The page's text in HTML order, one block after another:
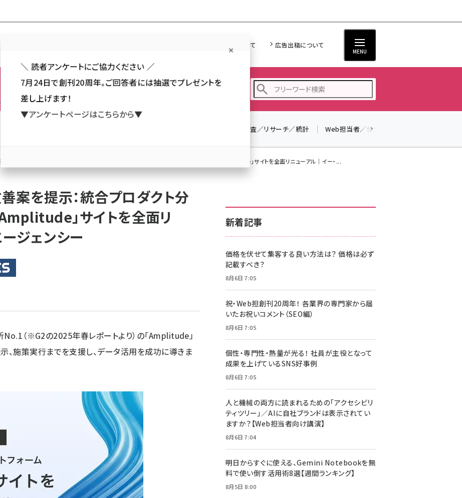
者Forum
Web担について 広告出稿について
MENU
カテゴリ／種別 から探す セミナー／イベント から探す
ai (2804)
z世代 (1622)
meo (1275)
調査／リサーチ／統計 Web担当者／仕事
PR TIMES） AIが課題発見から改善案を提示：統合プロダクト分析プラットフォーム「Amplitude」サイトを全面リニューアル｜イー・...
案を提示：統合プロダクト分
」サイトを全面リ
ジェンシー
（※G2の2025年春レポートより）の「Amplitude」
、施策実行までを支援し、データ活用を成功に導きま
新着記事
価格を伏せて集客する良い方法は？ 価格は必ず
記載すべき？
8月6日 7:05
祝・Web担創刊20周年！ 各業界の専門家から届
いたお祝いコメント（SEO編）
8月6日 7:05
個性・専門性・熱量が光る！ 社員が主役となって
成果を上げているSNS好事例
8月6日 7:05
人と機械の両方に読まれるための「アクセシビリ
ティツリー」／AIに自社ブランドは表示されてい
ますか？【Web担当者向け講演】
8月6日 7:04
明日からすぐに使える、Gemini Notebookを無
料で使い倒す活用術8選【週間ランキング】
8月5日 8:00
＼ 読者アンケートにご協力ください ／
7月24日で創刊20周年。ご回答者には抽選でプレゼントを
差し上げます！
▼アンケートページはこちらから▼